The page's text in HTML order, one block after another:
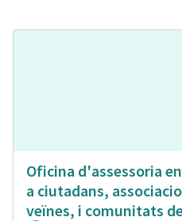
Oficina d'assessoria
a ciutadans,
veïnes, i comunitats